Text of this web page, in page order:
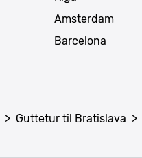
Amsterdam
Barcelona
> Guttetur til Bratislava >